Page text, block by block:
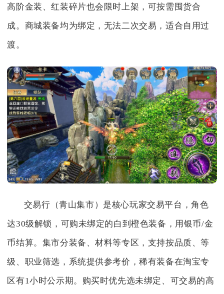
高阶金装、红装碎片也会限时上架，可按需囤货合
成。商城装备均为绑定，无法二次交易，适合自用过
渡。
交易行（青山集市）是核心玩家交易平台，角色
达30级解锁，可购未绑定的白到橙色装备，用银币/金
币结算。集市分装备、材料等专区，支持按品质、等
级、职业筛选，系统提供参考价，稀有装备在淘宝专
区有1小时公示期。购买时优先选未绑定、可交易的高